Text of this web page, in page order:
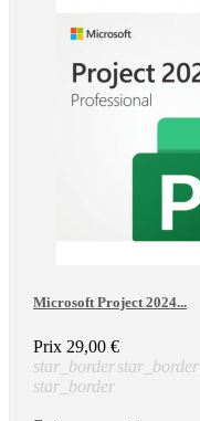
Microsoft Project 2024...
Prix 29,00 €
star_borderstar_border
star_border